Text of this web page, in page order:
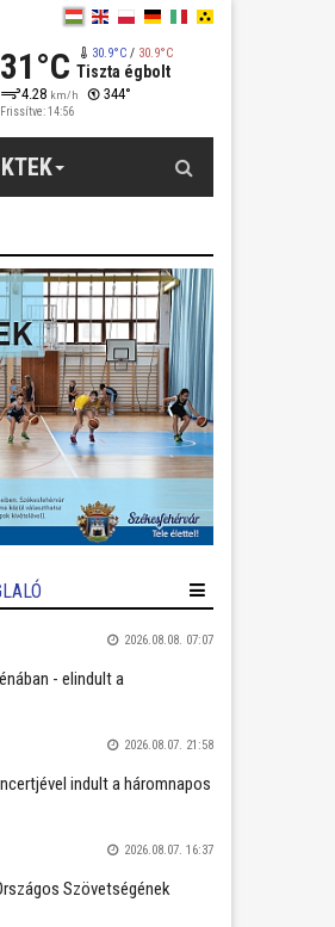
31°C 30.9°C/ 30.9°C
Tiszta égbolt
4.28 km/h 344°
Frissítve: 14:56
2026.08.08. 07:07
- elindult a
2026.08.07. 21:58
indult a háromnapos
2026.08.07. 16:37
Szövetségének